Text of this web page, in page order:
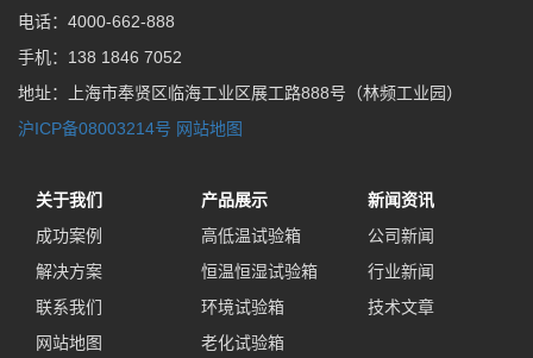
电话：4000-662-888
手机：138 1846 7052
地址：上海市奉贤区临海工业区展工路888号（林频工业园）
沪ICP备08003214号 网站地图
关于我们
成功案例
解决方案
联系我们
网站地图
产品展示
高低温试验箱
恒温恒湿试验箱
环境试验箱
老化试验箱
新闻资讯
公司新闻
行业新闻
技术文章